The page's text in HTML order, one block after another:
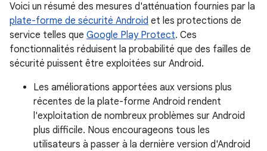
Voici un résumé des mesures d'atténuation fournies par la
plate-forme de sécurité Android et les protections de
service telles que Google Play Protect. Ces
fonctionnalités réduisent la probabilité que des failles de
sécurité puissent être exploitées sur Android.
Les améliorations apportées aux versions plus
récentes de la plate-forme Android rendent
l'exploitation de nombreux problèmes sur Android
plus difficile. Nous encourageons tous les
utilisateurs à passer à la dernière version d'Android